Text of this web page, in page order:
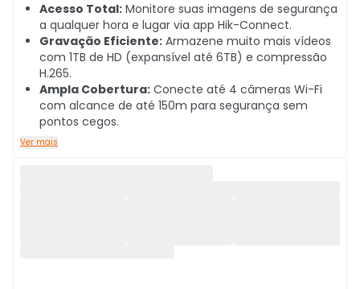
Acesso Total: Monitore suas imagens de segurança
a qualquer hora e lugar via app Hik-Connect.
Gravação Eficiente: Armazene muito mais vídeos
com 1TB de HD (expansível até 6TB) e compressão
H.265.
Ampla Cobertura: Conecte até 4 câmeras Wi-Fi
com alcance de até 150m para segurança sem
pontos cegos.
Ver mais